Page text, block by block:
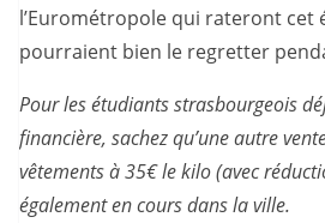
l’Eurométropole qui rateront cet
pourraient bien le regretter
Pour les étudiants strasbourgeois
financière, sachez qu’une autre
vêtements à 35€ le kilo (avec
également en cours dans la ville.